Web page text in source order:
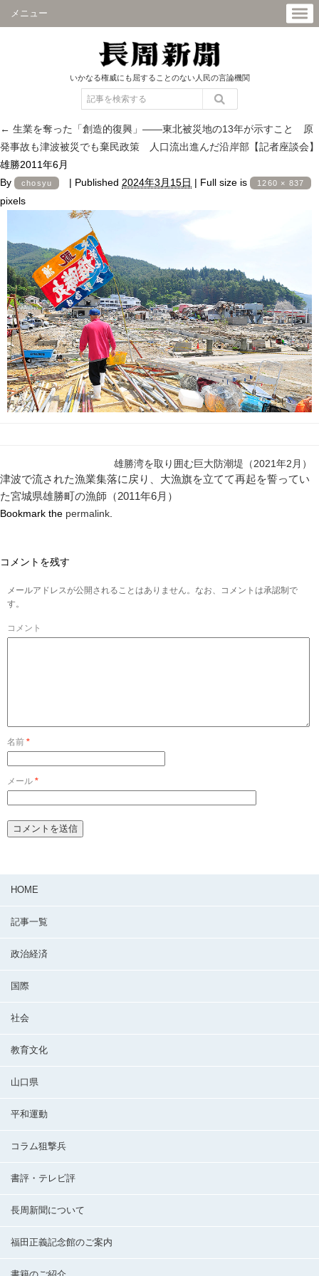
メニュー
いかなる権威にも屈することのない人民の言論機関
← 生業を奪った「創造的復興」――東北被災地の13年が示すこと 原
発事故も津波被災でも棄民政策 人口流出進んだ沿岸部【記者座談会】
雄勝2011年6月
By
chosyu | Published 2024年3月15日 | Full size is 1260 × 837
pixels
雄勝湾を取り囲む巨大防潮堤（2021年2月）
津波で流された漁業集落に戻り、大漁旗を立てて再起を誓ってい
た宮城県雄勝町の漁師（2011年6月）
Bookmark the permalink
コメントを残す
メールアドレスが公開されることはありません。なお、コメントは承認制で
す。
コメント
名前 *
メール *
HOME
記事一覧
政治経済
国際
社会
教育文化
山口県
平和運動
コラム狙撃兵
書評・テレビ評
長周新聞について
福田正義記念館のご案内